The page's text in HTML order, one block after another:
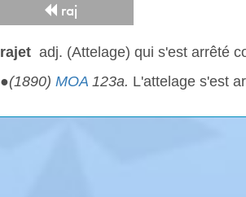
raj
rajet adj. (Attelage) qui s'est arrêté
●(1890) MOA 123a. L'attelage s'est